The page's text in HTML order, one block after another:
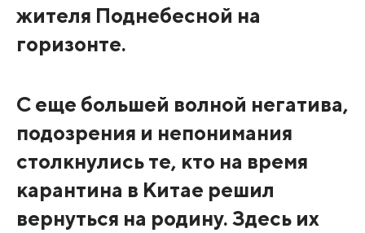
жителя Поднебесной на
горизонте.
С еще большей волной негатива,
подозрения и непонимания
столкнулись те, кто на время
карантина в Китае решил
вернуться на родину. Здесь их